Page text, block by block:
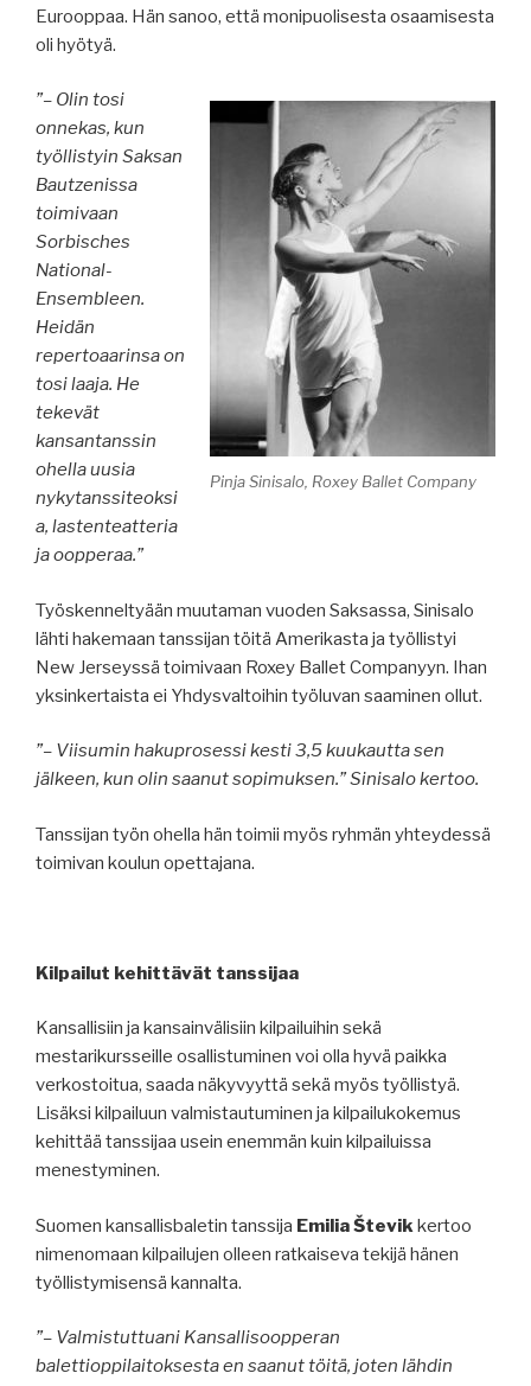
Eurooppaa. Hän sanoo, että monipuolisesta osaamisesta
oli hyötyä.
Pinja Sinisalo, Roxey Ballet Company
”– Olin tosi
onnekas, kun
työllistyin Saksan
Bautzenissa
toimivaan
Sorbisches
National-
Ensembleen.
Heidän
repertoaarinsa on
tosi laaja. He
tekevät
kansantanssin
ohella uusia
nykytanssiteoksi
a, lastenteatteria
ja oopperaa.”
Työskenneltyään muutaman vuoden Saksassa, Sinisalo
lähti hakemaan tanssijan töitä Amerikasta ja työllistyi
New Jerseyssä toimivaan Roxey Ballet Companyyn. Ihan
yksinkertaista ei Yhdysvaltoihin työluvan saaminen ollut.
”– Viisumin hakuprosessi kesti 3,5 kuukautta sen
jälkeen, kun olin saanut sopimuksen.” Sinisalo kertoo.
Tanssijan työn ohella hän toimii myös ryhmän yhteydessä
toimivan koulun opettajana.
Kilpailut kehittävät tanssijaa
Kansallisiin ja kansainvälisiin kilpailuihin sekä
mestarikursseille osallistuminen voi olla hyvä paikka
verkostoitua, saada näkyvyyttä sekä myös työllistyä.
Lisäksi kilpailuun valmistautuminen ja kilpailukokemus
kehittää tanssijaa usein enemmän kuin kilpailuissa
menestyminen.
Suomen kansallisbaletin tanssija Emilia Števikkertoo
nimenomaan kilpailujen olleen ratkaiseva tekijä hänen
työllistymisensä kannalta.
”– Valmistuttuani Kansallisoopperan
balettioppilaitoksesta en saanut töitä, joten lähdin